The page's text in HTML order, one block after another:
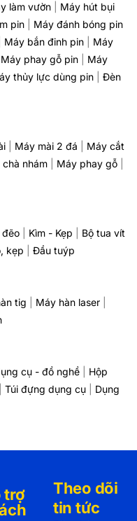
làm vườn
Máy hút bụi
pin
Máy đánh bóng pin
Máy bắn đinh pin
Máy
Máy phay gỗ pin
Máy
thủy lực dùng pin
Đèn
Máy mài 2 đá
Máy cắt
nhám Máy phay gỗ
Kìm - Kẹp
Bộ tua vít
kẹp Đầu tuýp
tig Máy hàn laser
cụ - đồ nghề
Hộp
Túi đựng dụng cụ
Dụng
trợ
Theo dõi
tin tức